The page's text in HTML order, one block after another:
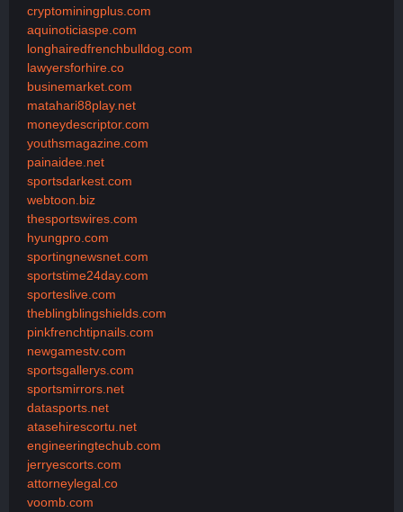
cryptominingplus.com
aquinoticiaspe.com
longhairedfrenchbulldog.com
lawyersforhire.co
businemarket.com
matahari88play.net
moneydescriptor.com
youthsmagazine.com
painaidee.net
sportsdarkest.com
webtoon.biz
thesportswires.com
hyungpro.com
sportingnewsnet.com
sportstime24day.com
sporteslive.com
theblingblingshields.com
pinkfrenchtipnails.com
newgamestv.com
sportsgallerys.com
sportsmirrors.net
datasports.net
atasehirescortu.net
engineeringtechub.com
jerryescorts.com
attorneylegal.co
voomb.com